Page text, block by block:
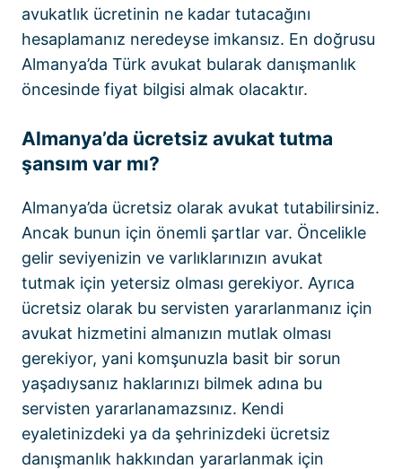
avukatlık ücretinin ne kadar tutacağını
hesaplamanız neredeyse imkansız. En doğrusu
Almanya’da Türk avukat bularak danışmanlık
öncesinde fiyat bilgisi almak olacaktır.
Almanya’da ücretsiz avukat tutma
şansım var mı?
Almanya’da ücretsiz olarak avukat tutabilirsiniz.
Ancak bunun için önemli şartlar var. Öncelikle
gelir seviyenizin ve varlıklarınızın avukat
tutmak için yetersiz olması gerekiyor. Ayrıca
ücretsiz olarak bu servisten yararlanmanız için
avukat hizmetini almanızın mutlak olması
gerekiyor, yani komşunuzla basit bir sorun
yaşadıysanız haklarınızı bilmek adına bu
servisten yararlanamazsınız. Kendi
eyaletinizdeki ya da şehrinizdeki ücretsiz
danışmanlık hakkından yararlanmak için